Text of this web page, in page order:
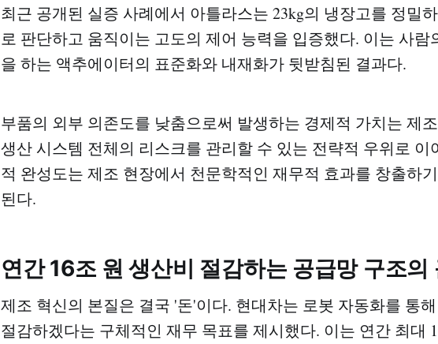
최근 공개된 실증 사례에서 아틀라스는 23kg의 냉장고를 정밀
로 판단하고 움직이는 고도의 제어 능력을 입증했다. 이는 사람
을 하는 액추에이터의 표준화와 내재화가 뒷받침된 결과다.
부품의 외부 의존도를 낮춤으로써 발생하는 경제적 가치는 제
생산 시스템 전체의 리스크를 관리할 수 있는 전략적 우위로 이
적 완성도는 제조 현장에서 천문학적인 재무적 효과를 창출하
된다.
연간 16조 원 생산비 절감하는 공급망 구조의
제조 혁신의 본질은 결국 '돈'이다. 현대차는 로봇 자동화를 통
절감하겠다는 구체적인 재무 목표를 제시했다. 이는 연간 최대